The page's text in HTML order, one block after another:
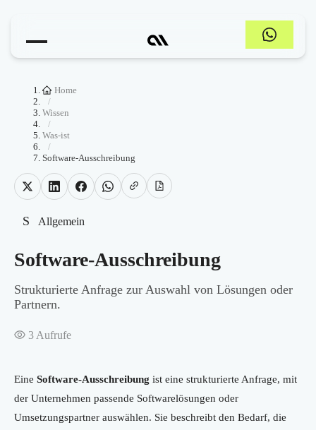
Home
/
Wissen
/
Was-ist
/
Software-Ausschreibung
S Allgemein
Software-Ausschreibung
Strukturierte Anfrage zur Auswahl von Lösungen oder
Partnern.
3 Aufrufe
Eine Software-Ausschreibung ist eine strukturierte Anfrage, mit
der Unternehmen passende Softwarelösungen oder
Umsetzungspartner auswählen. Sie beschreibt den Bedarf, die